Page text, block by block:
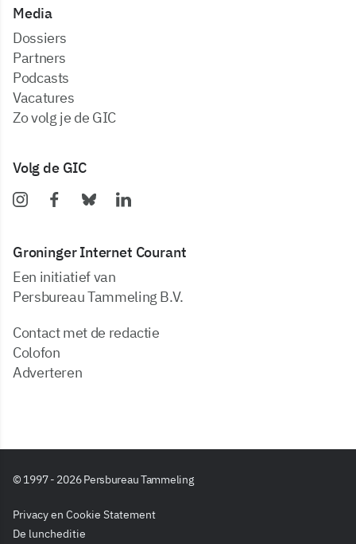
Media
dossiers
partners
podcasts
vacatures
zo volg je de GIC
Volg de GIC
Groninger Internet Courant
Een initiatief van
Persbureau Tammeling B.V.
Contact met de redactie
Colofon
Adverteren
© 1997 - 2026 Persbureau Tammeling
Privacy en Cookie Statement
De luncheditie